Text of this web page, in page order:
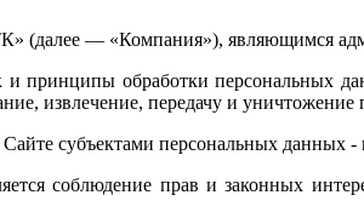
— «Компания»), являющимся
обработки персональных
извлечение, передачу и
субъектами персональных данных -
соблюдение прав и законных